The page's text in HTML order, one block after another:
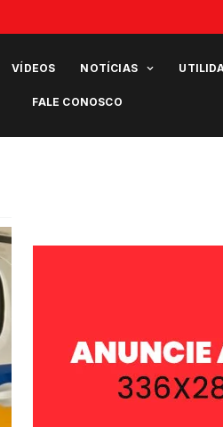
VÍDEOS NOTÍCIAS
FALE CONOSCO